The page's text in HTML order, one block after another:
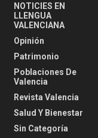
NOTICIES EN
LLENGUA
VALENCIANA
Opinión
Patrimonio
Poblaciones De
Valencia
Revista Valencia
Salud Y Bienestar
Sin Categoría